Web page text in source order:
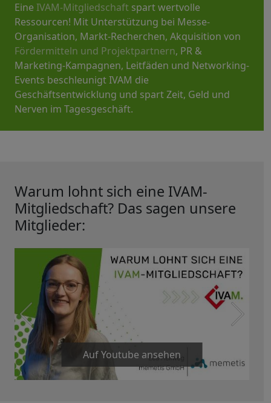
Eine IVAM-Mitgliedschaft spart wertvolle
Ressourcen! Mit Unterstützung bei Messe-
Organisation, Markt-Recherchen, Akquisition von
Fördermitteln und Projektpartnern, PR &
Marketing-Kampagnen, Leitfäden und Networking-
Events beschleunigt IVAM die
Geschäftsentwicklung und spart Zeit, Geld und
Nerven im Tagesgeschäft.
Warum lohnt sich eine IVAM-
Mitgliedschaft? Das sagen unsere
Mitglieder:
Auf Youtube ansehen